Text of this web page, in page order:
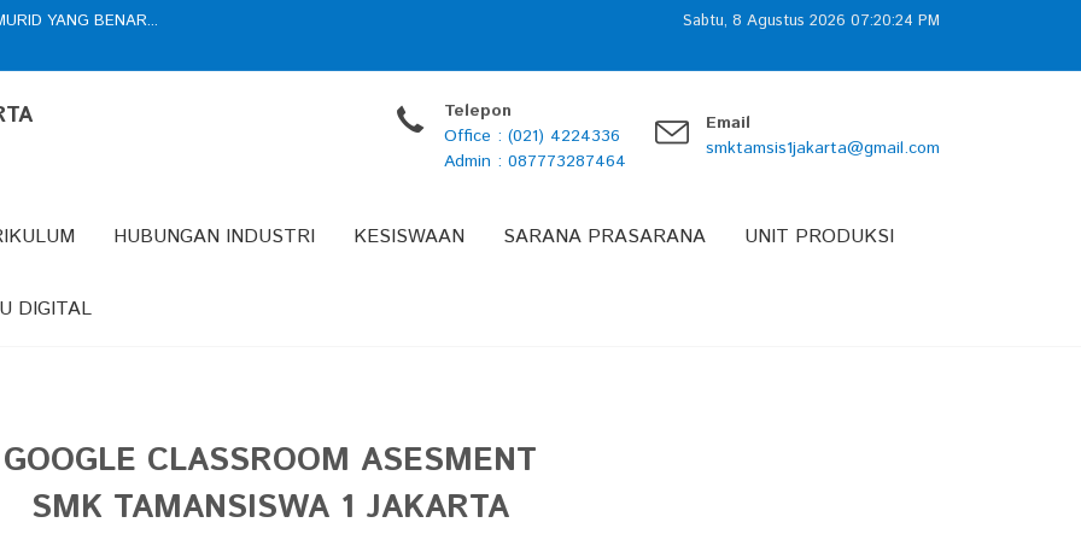
GANJIL TAHUN PELAJARAN 20...
2025...
PENDIDIK SMK TAMANSISWA 1 ...
TAHUN 2025...
DALAM PEMBELAJARAN MENDALAM...
YANG BENAR...
Sabtu, 8 Agustus 2026 07:20:25 PM
Telepon
Office : (021) 4224336
Admin : 087773287464
Email
smktamsis1jakarta@gmail.com
HUBUNGAN INDUSTRI KESISWAAN SARANA PRASARANA UNIT PRODUKSI
DIGITAL
GOOGLE CLASSROOM ASESMENT
SMK TAMANSISWA 1 JAKARTA